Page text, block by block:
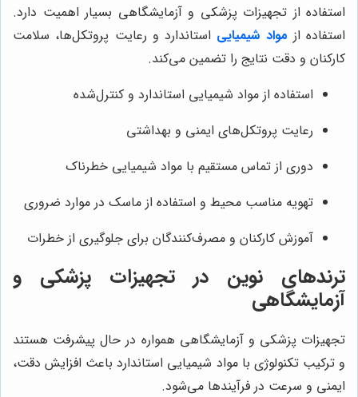
استفاده از تجهیزات پزشکی و آزمایشگاهی بسیار اهمیت دارد.
استفاده از مواد شیمیایی استاندارد و رعایت پروتکل‌ها، سلامت
کارکنان و دقت نتایج را تضمین می‌کند.
استفاده از مواد شیمیایی استاندارد و کنترل‌شده
رعایت پروتکل‌های ایمنی و بهداشتی
دوری از تماس مستقیم با مواد شیمیایی خطرناک
تهویه مناسب محیط و استفاده از ماسک در موارد ضروری
آموزش کارکنان و مصرف‌کنندگان برای جلوگیری از خطرات
ترندهای نوین در تجهیزات پزشکی و
آزمایشگاهی
تجهیزات پزشکی و آزمایشگاهی همواره در حال پیشرفت هستند
و ترکیب تکنولوژی با مواد شیمیایی استاندارد باعث افزایش دقت،
ایمنی و سرعت در فرآیندها می‌شود.